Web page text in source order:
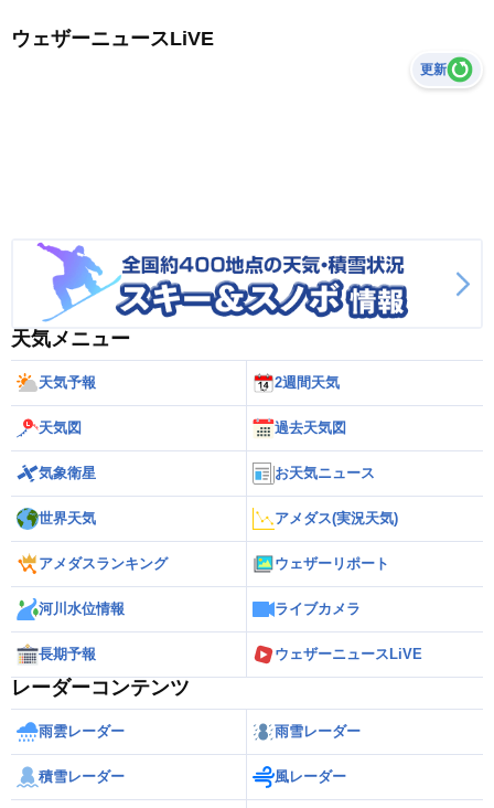
ウェザーニュースLiVE
更新
天気メニュー
天気予報 2週間天気
天気図 過去天気図
気象衛星 お天気ニュース
世界天気 アメダス(実況天気)
アメダスランキング ウェザーリポート
河川水位情報 ライブカメラ
長期予報 ウェザーニュースLiVE
レーダーコンテンツ
雨雲レーダー 雨雪レーダー
積雪レーダー 風レーダー